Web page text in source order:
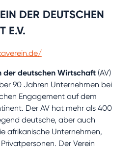
DER DEUTSCHEN
E.V.
der deutschen Wirtschaft(AV)
90 Jahren Unternehmen bei
Engagement auf dem
Der AV hat mehr als 400
deutsche, aber auch
afrikanische Unternehmen,
Der Verein